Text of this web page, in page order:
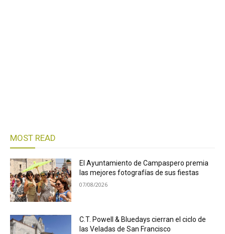
MOST READ
El Ayuntamiento de Campaspero premia
las mejores fotografías de sus fiestas
07/08/2026
C.T. Powell & Bluedays cierran el ciclo de
las Veladas de San Francisco